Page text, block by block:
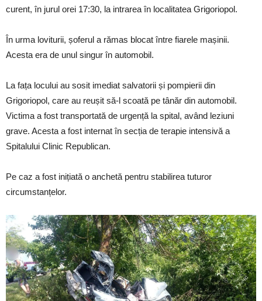
curent, în jurul orei 17:30, la intrarea în localitatea Grigoriopol.
În urma loviturii, șoferul a rămas blocat între fiarele mașinii.
Acesta era de unul singur în automobil.
La fața locului au sosit imediat salvatorii și pompierii din
Grigoriopol, care au reușit să-l scoată pe tânăr din automobil.
Victima a fost transportată de urgență la spital, având leziuni
grave. Acesta a fost internat în secția de terapie intensivă a
Spitalului Clinic Republican.
Pe caz a fost inițiată o anchetă pentru stabilirea tuturor
circumstanțelor.